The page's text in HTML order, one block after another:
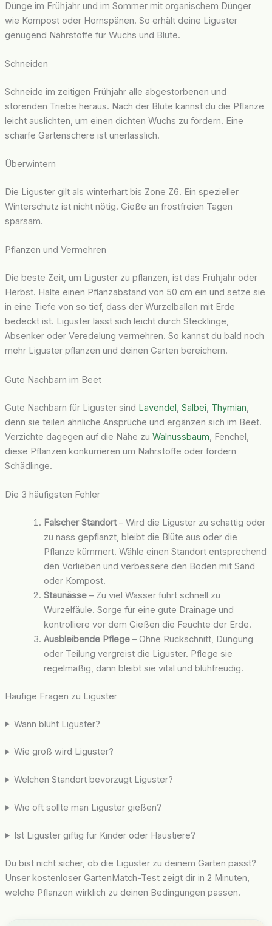
Dünge im Frühjahr und im Sommer mit organischem Dünger
wie Kompost oder Hornspänen. So erhält deine Liguster
genügend Nährstoffe für Wuchs und Blüte.
Schneiden
Schneide im zeitigen Frühjahr alle abgestorbenen und
störenden Triebe heraus. Nach der Blüte kannst du die Pflanze
leicht auslichten, um einen dichten Wuchs zu fördern. Eine
scharfe Gartenschere ist unerlässlich.
Überwintern
Die Liguster gilt als winterhart bis Zone Z6. Ein spezieller
Winterschutz ist nicht nötig. Gieße an frostfreien Tagen
sparsam.
Pflanzen und Vermehren
Die beste Zeit, um Liguster zu pflanzen, ist das Frühjahr oder
Herbst. Halte einen Pflanzabstand von 50 cm ein und setze sie
in eine Tiefe von so tief, dass der Wurzelballen mit Erde
bedeckt ist. Liguster lässt sich leicht durch Stecklinge,
Absenker oder Veredelung vermehren. So kannst du bald noch
mehr Liguster pflanzen und deinen Garten bereichern.
Gute Nachbarn im Beet
Gute Nachbarn für Liguster sind Lavendel Salbei Thymian
denn sie teilen ähnliche Ansprüche und ergänzen sich im Beet.
Verzichte dagegen auf die Nähe zu Walnussbaum , Fenchel,
diese Pflanzen konkurrieren um Nährstoffe oder fördern
Schädlinge.
Die 3 häufigsten Fehler
Falscher Standort– Wird die Liguster zu schattig oder
zu nass gepflanzt, bleibt die Blüte aus oder die
Pflanze kümmert. Wähle einen Standort entsprechend
den Vorlieben und verbessere den Boden mit Sand
oder Kompost.
Staunässe– Zu viel Wasser führt schnell zu
Wurzelfäule. Sorge für eine gute Drainage und
kontrolliere vor dem Gießen die Feuchte der Erde.
Ausbleibende Pflege– Ohne Rückschnitt, Düngung
oder Teilung vergreist die Liguster. Pflege sie
regelmäßig, dann bleibt sie vital und blühfreudig.
Häufige Fragen zu Liguster
Wann blüht Liguster?
Wie groß wird Liguster?
Welchen Standort bevorzugt Liguster?
Wie oft sollte man Liguster gießen?
Ist Liguster giftig für Kinder oder Haustiere?
Du bist nicht sicher, ob die Liguster zu deinem Garten passt?
Unser kostenloser GartenMatch-Test zeigt dir in 2 Minuten,
welche Pflanzen wirklich zu deinen Bedingungen passen.